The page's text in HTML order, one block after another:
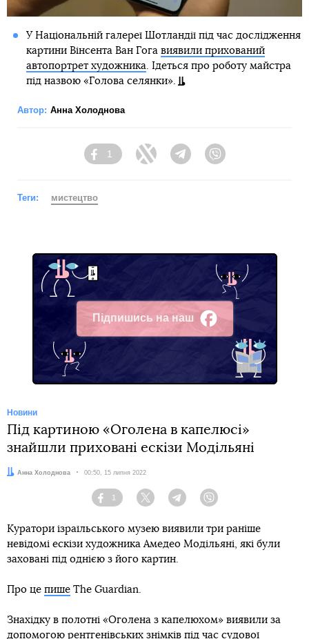
У Національній галереї Шотландії під час дослідження
картини Вінсента Ван Гога виявили прихований
автопортрет художника . Ідеться про роботу майстра
під назвою «Голова селянки».
Автор: Анна Холоднова
Facebook
1
Twitter TelegramViber
Теги: мистецтво
Підпишись на наш
Facebook
Новини
Під картиною «Оголена в капелюсі»
знайшли приховані ескізи Модільяні
Автор:
Анна Холоднова Дата:
00:50, 15 липня 2022
Facebook
1
Twitter TelegramViber
Куратори ізраїльського музею виявили три раніше
невідомі ескізи художника Амедео Модільяні, які були
заховані під однією з його картин.
Про це пише The Guardian.
Знахідку в полотні «Оголена з капелюхом» виявили за
допомогою рентгенівських знімків під час судової